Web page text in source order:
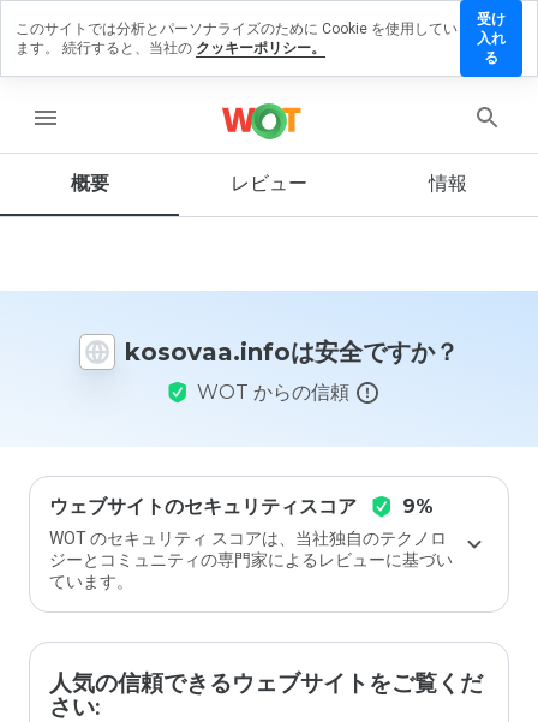
menu
概要 レビュー 情報
kosovaa.infoは安全ですか？
WOT からの信頼
ウェブサイトのセキュリティスコア 9%
WOT のセキュリティ スコアは、当社独自のテクノロ
ジーとコミュニティの専門家によるレビューに基づい
ています。
人気の信頼できるウェブサイトをご覧くだ
さい:
ビュー
す
この
イト
価し
ます
か？
このサイトでは分析とパーソナライズのために Cookie を使用してい
ます。 続行すると、当社の クッキーポリシー。
受け
入れ
る